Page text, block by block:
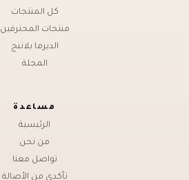
كل المنتجات
منتجات المحترفين
الديرما بلاننج
المجلة
مساعدة
الرئيسية
من نحن
تواصل معنا
تأكدي من الأصالة